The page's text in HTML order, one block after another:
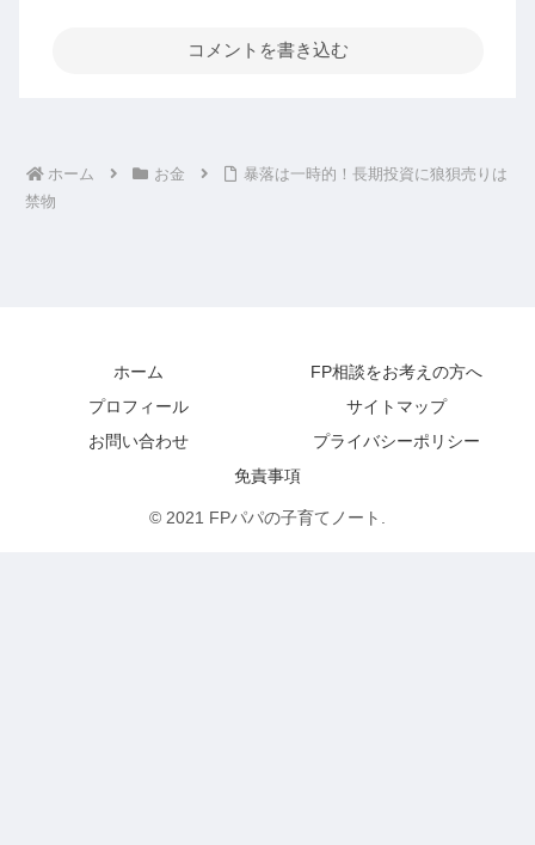
コメントを書き込む
ホーム お金
暴落は一時的！長期投資に狼狽売りは
禁物
ホーム
FP相談をお考えの方へ
プロフィール
サイトマップ
お問い合わせ
プライバシーポリシー
免責事項
© 2021 FPパパの子育てノート.